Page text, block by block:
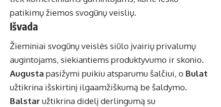
patikimų žiemos svogūnų veislių.
Išvada
Žieminiai svogūnų veislės siūlo įvairių privalumų
augintojams, siekiantiems produktyvumo ir skonio.
Augusta pasižymi puikiu atsparumu šalčiui, o Bulat
užtikrina išskirtinį ilgaamžiškumą be šaldymo.
Balstaružtikrina didelį derlingumą su